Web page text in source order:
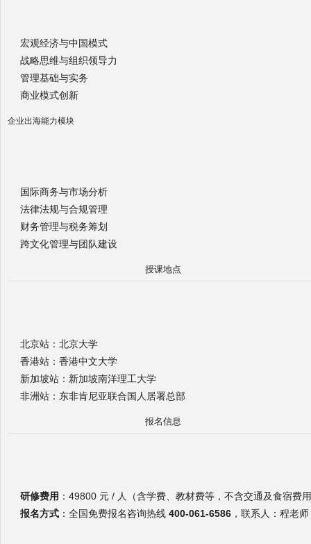
宏观经济与中国模式
战略思维与组织领导力
管理基础与实务
商业模式创新
企业出海能力模块
国际商务与市场分析
法律法规与合规管理
财务管理与税务筹划
跨文化管理与团队建设
授课地点
北京站：北京大学
香港站：香港中文大学
新加坡站：新加坡南洋理工大学
非洲站：东非肯尼亚联合国人居署总部
报名信息
研修费用 ：49800 元 / 人（含学费、教材费等，不含交通及食宿费
报名方式：全国免费报名咨询热线 400-061-6586，联系人：程老师